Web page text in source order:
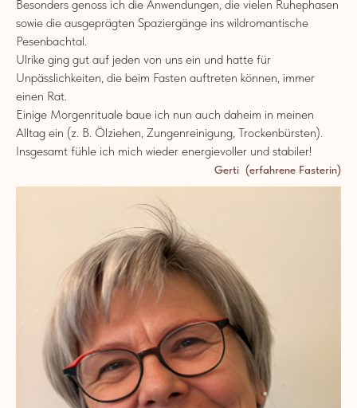
Besonders genoss ich die Anwendungen, die vielen Ruhephasen
sowie die ausgeprägten Spaziergänge ins wildromantische
Pesenbachtal.
Ulrike ging gut auf jeden von uns ein und hatte für
Unpässlichkeiten, die beim Fasten auftreten können, immer
einen Rat.
Einige Morgenrituale baue ich nun auch daheim in meinen
Alltag ein (z. B. Ölziehen, Zungenreinigung, Trockenbürsten).
Insgesamt fühle ich mich wieder energievoller und stabiler!
Gerti (erfahrene Fasterin)